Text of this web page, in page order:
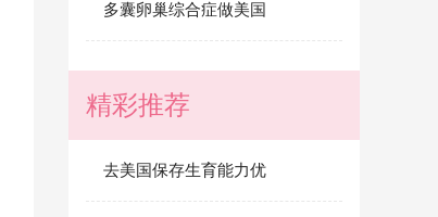
多囊卵巢综合症做美国
精彩推荐
去美国保存生育能力优